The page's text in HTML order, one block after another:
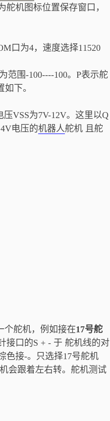
机图标位置保存窗口，
口为4，速度选择11520
范围-100----100。P表示舵
下。
VSS为7V-12V。这里以Q
电压的机器人舵机 且舵
个舵机，例如接在17号舵
接口的S + - 于 舵机线的对
色接-。只选择17号舵机
会跟着左右转。舵机测试